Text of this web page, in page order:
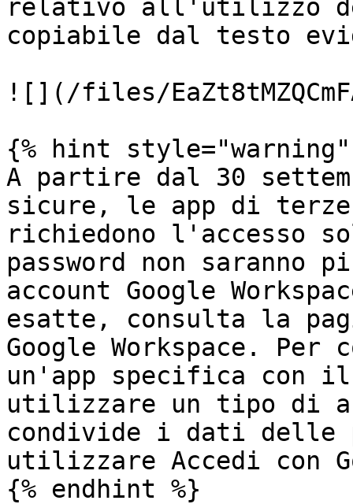
relativo all'utilizzo
copiabile dal testo
![](/files/
{% hint style="warning"
A partire dal 30
sicure, le app di
richiedono l'accesso
password non
account Google
esatte, consulta la
Google Workspace.
un'app specifica con il
utilizzare un tipo di
condivide i dati delle
utilizzare Accedi con
{% endhint %}